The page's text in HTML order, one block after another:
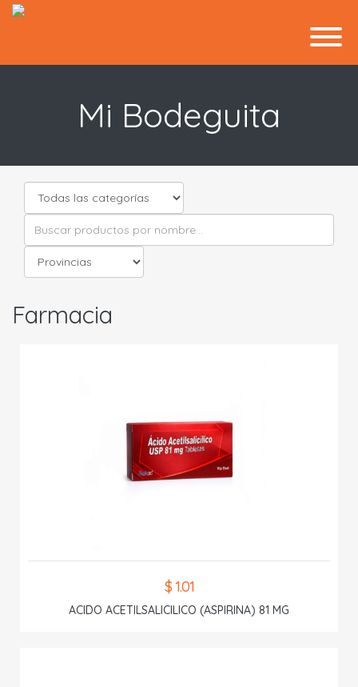
Mi Bodeguita
Farmacia
$ 1.01
ACIDO ACETILSALICILICO (ASPIRINA) 81 MG